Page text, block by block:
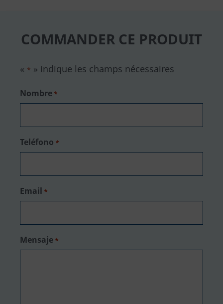
COMMANDER CE PRODUIT
« * » indique les champs nécessaires
Nombre *
Teléfono *
Email *
Mensaje *